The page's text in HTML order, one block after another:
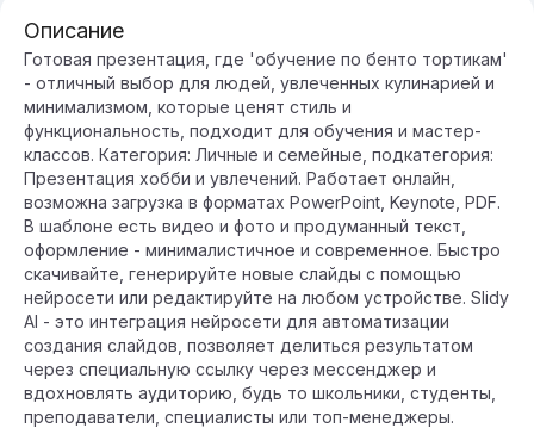
Описание
Готовая презентация, где 'обучение по бенто тортикам'
- отличный выбор для людей, увлеченных кулинарией и
минимализмом, которые ценят стиль и
функциональность, подходит для обучения и мастер-
классов. Категория: Личные и семейные, подкатегория:
Презентация хобби и увлечений. Работает онлайн,
возможна загрузка в форматах PowerPoint, Keynote, PDF.
В шаблоне есть видео и фото и продуманный текст,
оформление - минималистичное и современное. Быстро
скачивайте, генерируйте новые слайды с помощью
нейросети или редактируйте на любом устройстве. Slidy
AI - это интеграция нейросети для автоматизации
создания слайдов, позволяет делиться результатом
через специальную ссылку через мессенджер и
вдохновлять аудиторию, будь то школьники, студенты,
преподаватели, специалисты или топ-менеджеры.